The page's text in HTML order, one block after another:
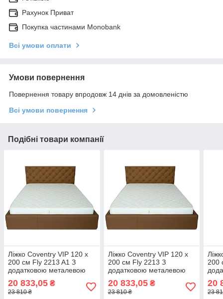
Рахунок Приват
Покупка частинами Monobank
Всі умови оплати
Умови повернення
Повернення товару впродовж 14 днів за домовленістю
Всі умови повернення
Подібні товари компанії
Ліжко Coventry VIP 120 х
200 см Fly 2213 A1 З
додатковою металевою
цільнозварною рамою
Світло-коричневий
20 833,05 ₴
23 810 ₴
Ліжко Coventry VIP 120 х
200 см Fly 2213 З
додатковою металевою
цільнозварною рамою
Світло-коричневий
20 833,05₴
23 810 ₴
200
20
23